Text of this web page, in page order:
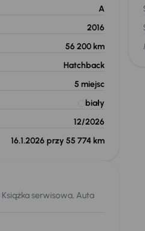
A
2016
56 200 km
Hatchback
5 miejsc
biały
12/2026
16.1.2026 przy 55 774 km
serwisowa, Auta